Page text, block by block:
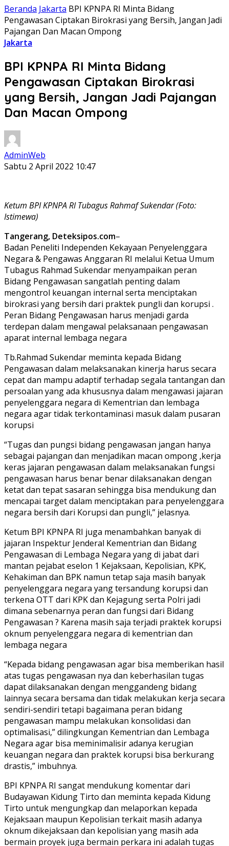
Beranda Jakarta BPI KPNPA RI Minta Bidang
Pengawasan Ciptakan Birokrasi yang Bersih, Jangan Jadi
Pajangan Dan Macan Ompong
Jakarta
BPI KPNPA RI Minta Bidang
Pengawasan Ciptakan Birokrasi
yang Bersih, Jangan Jadi Pajangan
Dan Macan Ompong
AdminWeb
Sabtu 2 April 2022 10:47
Ketum BPI KPNPA RI Tubagus Rahmaf Sukendar (Foto:
Istimewa)
Tangerang, Deteksipos.com–
Badan Peneliti Independen Kekayaan Penyelenggara
Negara & Pengawas Anggaran RI melalui Ketua Umum
Tubagus Rahmad Sukendar menyampaikan peran
Bidang Pengawasan sangatlah penting dalam
mengontrol keuangan internal serta menciptakan
birokrasi yang bersih dari praktek pungli dan korupsi .
Peran Bidang Pengawasan harus menjadi garda
terdepan dalam mengawal pelaksanaan pengawasan
aparat internal lembaga negara
Tb.Rahmad Sukendar meminta kepada Bidang
Pengawasan dalam melaksanakan kinerja harus secara
cepat dan mampu adaptif terhadap segala tantangan dan
persoalan yang ada khususnya dalam mengawasi jajaran
penyelenggara negara di Kementrian dan lembaga
negara agar tidak terkontaminasi masuk dalam pusaran
korupsi
“Tugas dan pungsi bidang pengawasan jangan hanya
sebagai pajangan dan menjadikan macan ompong ,kerja
keras jajaran pengawasan dalam melaksanakan fungsi
pengawasan harus benar benar dilaksanakan dengan
ketat dan tepat sasaran sehingga bisa mendukung dan
mencapai target dalam menciptakan para penyelenggara
negara bersih dari Korupsi dan pungli,” jelasnya.
Ketum BPI KPNPA RI juga menambahkan banyak di
jajaran Inspektur Jenderal Kementrian dan Bidang
Pengawasan di Lembaga Negara yang di jabat dari
mantan pejabat eselon 1 Kejaksaan, Kepolisian, KPK,
Kehakiman dan BPK namun tetap saja masih banyak
penyelenggara negara yang tersandung korupsi dan
terkena OTT dari KPK dan Kejagung serta Polri jadi
dimana sebenarnya peran dan fungsi dari Bidang
Pengawasan ? Karena masih saja terjadi praktek korupsi
oknum penyelenggara negara di kementrian dan
lembaga negara
“Kepada bidang pengawasan agar bisa memberikan hasil
atas tugas pengawasan nya dan keberhasilan tugas
dapat dilaksanakan dengan menggandeng bidang
lainnya secara bersama dan tidak melakukan kerja secara
sendiri-sendiri tetapi bagaimana peran bidang
pengawasan mampu melakukan konsolidasi dan
optimalisasi,” dilingkungan Kementrian dan Lembaga
Negara agar bisa meminimalisir adanya kerugian
keuangan negara dan praktek korupsi bisa berkurang
drastis,” imbuhnya.
BPI KPNPA RI sangat mendukung komentar dari
Budayawan Kidung Tirto dan meminta kepada Kidung
Tirto untuk mengungkap dan melaporkan kepada
Kejaksaan maupun Kepolisian terkait masih adanya
oknum dikejaksaan dan kepolisian yang masih ada
bermain proyek juga bermain perkara ini adalah tugas